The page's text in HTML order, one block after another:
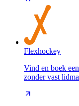
Flexhockey
Vind en boek
zonder vast